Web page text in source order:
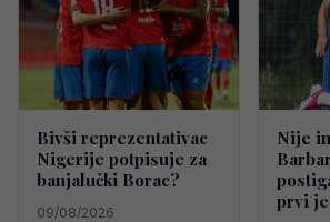
Bivši reprezentativac
Nigerije potpisuje za
banjalučki Borac?
09/08/2026
Nije
prvi